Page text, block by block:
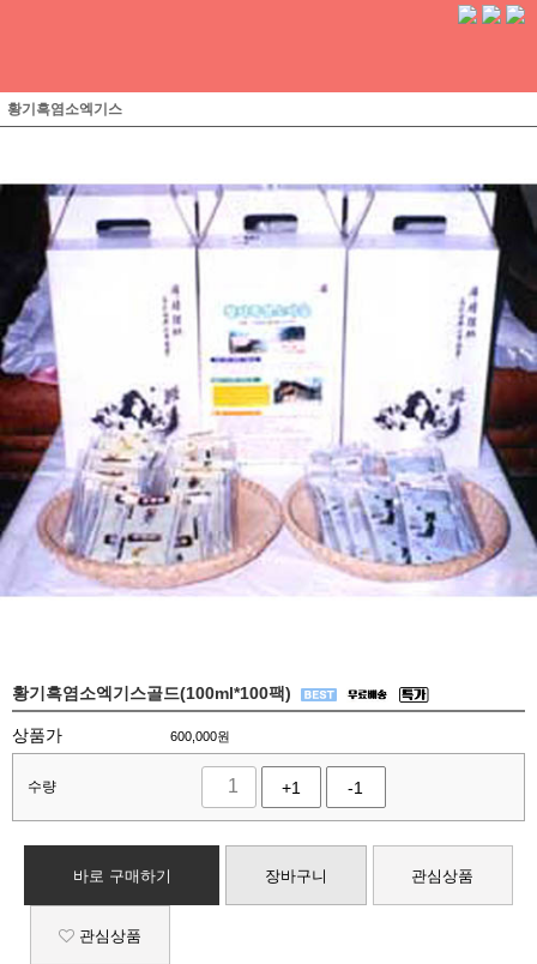
황기흑염소엑기스
황기흑염소엑기스골드(100ml*100팩)
상품가 600,000원
수량 +1 -1
바로 구매하기 장바구니 관심상품
관심상품